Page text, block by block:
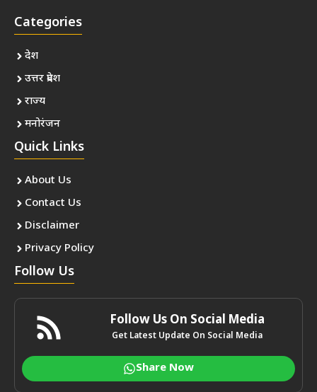
Categories
देश
उत्तर प्रदेश
राज्य
मनोरंजन
Quick Links
About Us
Contact Us
Disclaimer
Privacy Policy
Follow Us
Follow Us On Social Media
Get Latest Update On Social Media
Share Now